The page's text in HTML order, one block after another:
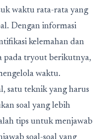
waktu rata-rata yang
Dengan informasi
kelemahan dan
pada tryout berikutnya,
waktu.
satu teknik yang harus
soal yang lebih
tips untuk menjawab